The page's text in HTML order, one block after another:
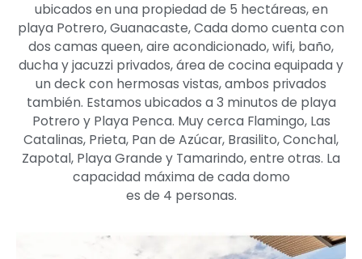
ubicados en una propiedad de 5 hectáreas, en
playa Potrero, Guanacaste, Cada domo cuenta con
dos camas queen, aire acondicionado, wifi, baño,
ducha y jacuzzi privados, área de cocina equipada y
un deck con hermosas vistas, ambos privados
también. Estamos ubicados a 3 minutos de playa
Potrero y Playa Penca. Muy cerca Flamingo, Las
Catalinas, Prieta, Pan de Azúcar, Brasilito, Conchal,
Zapotal, Playa Grande y Tamarindo, entre otras. La
capacidad máxima de cada domo
es de 4 personas.